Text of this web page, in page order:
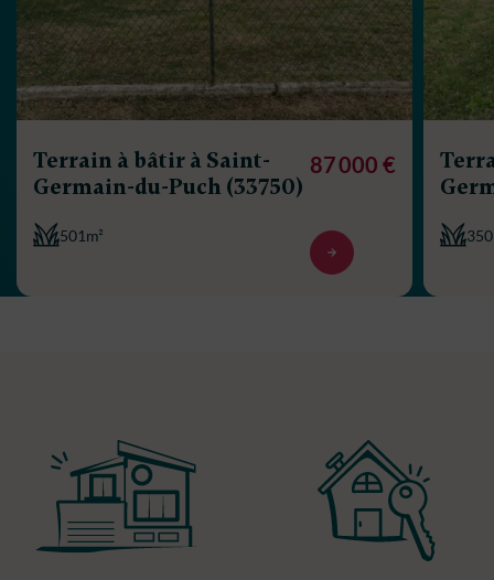
Terrain à bâtir à Saint-
Germain-du-Puch (33750)
501m²
87 000 €